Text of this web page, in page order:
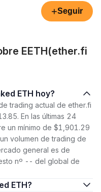
+Seguir
EETH(ether.fi
ETH hoy?
trading actual de ether.fi
En las últimas 24
un mínimo de $1,901.29
volumen de trading de
general es de
nº -- del global de
ETH?